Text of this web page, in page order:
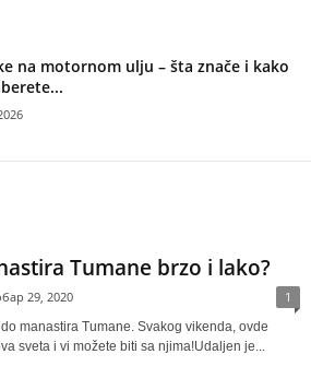
na motornom ulju – šta znače i kako
Tumane brzo i lako?
29, 2020 1
manastira Tumane. Svakog vikenda, ovde
sveta i vi možete biti sa njima!Udaljen je...